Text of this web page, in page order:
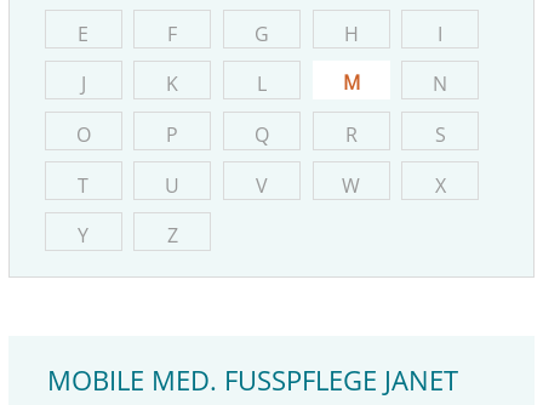
E
F G H
I
J
K L M
N
O
P Q R
S
T
U V W
X
Y
Z
MOBILE MED. FUSSPFLEGE JANET S